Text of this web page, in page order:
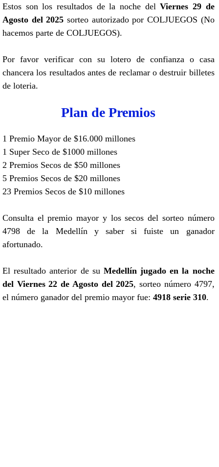
Estos son los resultados de la noche delViernes 29 de
Agosto del 2025 sorteo autorizado por COLJUEGOS (No
hacemos parte de COLJUEGOS).
Por favor verificar con su lotero de confianza o casa
chancera los resultados antes de reclamar o destruir billetes
de loteria.
Plan de Premios
1 Premio Mayor de $16.000 millones
1 Super Seco de $1000 millones
2 Premios Secos de $50 millones
5 Premios Secos de $20 millones
23 Premios Secos de $10 millones
Consulta el premio mayor y los secos del sorteo número
4798 de la Medellín y saber si fuiste un ganador
afortunado.
El resultado anterior de su Medellín jugado en la noche
del Viernes 22 de Agosto del 2025, sorteo número 4797,
el número ganador del premio mayor fue: 4918 serie 310.